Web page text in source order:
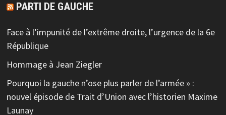
PARTI DE GAUCHE
Face à l’impunité de l’extrême droite, l’urgence de la 6e
République
Hommage à Jean Ziegler
Pourquoi la gauche n’ose plus parler de l’armée » :
nouvel épisode de Trait d’Union avec l’historien Maxime
Launay